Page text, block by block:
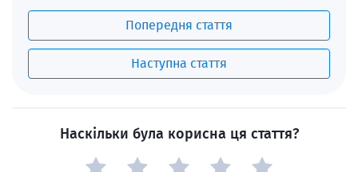
Попередня стаття
Наступна стаття
Наскільки була корисна ця стаття?